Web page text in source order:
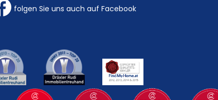
folgen Sie uns auch auf Facebook